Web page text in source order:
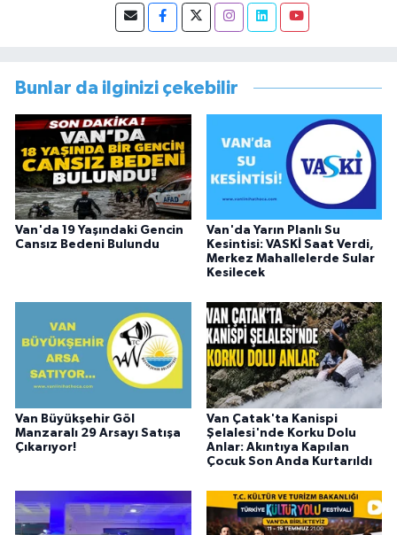
başlamıştır. Asteğmen olarak yaptığı vatani
görevi dönüşü Van Sosyal Hizmetler İl
görevini yürütürken istifa edip sosyal medyayı
tercih etmiştir.
Bunlar da ilginizi çekebilir
Van'da 19 Yaşındaki Gencin
Cansız Bedeni Bulundu
Van'da Yarın Planlı Su
Kesintisi: VASKİ Saat Verdi,
Merkez Mahallelerde Sular
Kesilecek
Van Büyükşehir Göl
Manzaralı 29 Arsayı Satışa
Çıkarıyor!
Van Çatak'ta Kanispi
Şelalesi'nde Korku Dolu
Anlar: Akıntıya Kapılan
Çocuk Son Anda Kurtarıldı